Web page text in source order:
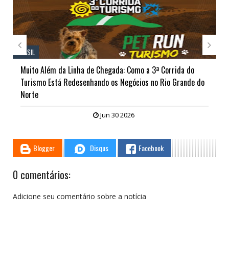
BRASIL
Muito Além da Linha de Chegada: Como a 3ª Corrida do
Turismo Está Redesenhando os Negócios no Rio Grande do
Norte
Jun 30 2026
 
Blogger Disqus Facebook
0 comentários:
Adicione seu comentário sobre a notícia